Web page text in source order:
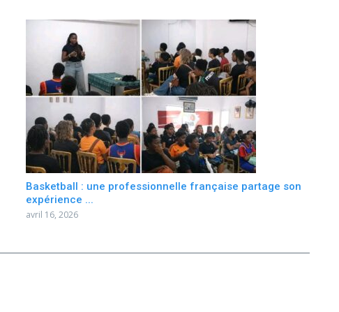
Basketball : une professionnelle française partage son
expérience ...
avril 16, 2026